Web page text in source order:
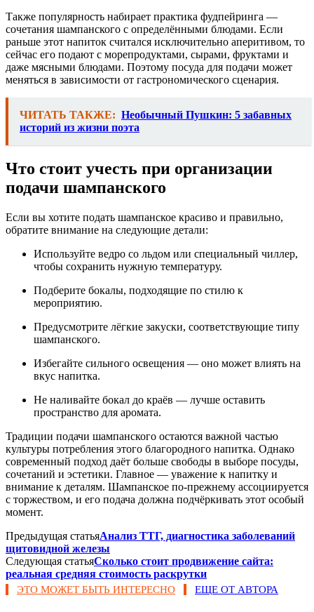
Также популярность набирает практика фудпейринга —
сочетания шампанского с определёнными блюдами. Если
раньше этот напиток считался исключительно аперитивом, то
сейчас его подают с морепродуктами, сырами, фруктами и
даже мясными блюдами. Поэтому посуда для подачи может
меняться в зависимости от гастрономического сценария.
ЧИТАТЬ ТАКЖЕ: Необычный Пушкин: 5 забавных
историй из жизни поэта
Что стоит учесть при организации
подачи шампанского
Если вы хотите подать шампанское красиво и правильно,
обратите внимание на следующие детали:
Используйте ведро со льдом или специальный чиллер,
чтобы сохранить нужную температуру.
Подберите бокалы, подходящие по стилю к
мероприятию.
Предусмотрите лёгкие закуски, соответствующие типу
шампанского.
Избегайте сильного освещения — оно может влиять на
вкус напитка.
Не наливайте бокал до краёв — лучше оставить
пространство для аромата.
Традиции подачи шампанского остаются важной частью
культуры потребления этого благородного напитка. Однако
современный подход даёт больше свободы в выборе посуды,
сочетаний и эстетики. Главное — уважение к напитку и
внимание к деталям. Шампанское по-прежнему ассоциируется
с торжеством, и его подача должна подчёркивать этот особый
момент.
Предыдущая статьяАнализ ТТГ, диагностика заболеваний
щитовидной железы
Следующая статьяСколько стоит продвижение сайта:
реальная средняя стоимость раскрутки
ЭТО МОЖЕТ БЫТЬ ИНТЕРЕСНО ЕЩЕ ОТ АВТОРА